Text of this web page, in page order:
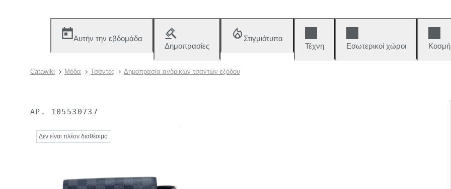
Αυτήν την εβδομάδα
Δημοπρασίες
Στιγμιότυπα
Τέχνη
Εσωτερικοί χώροι
Catawiki Μόδα Τσάντες Δημοπρασία ανδρικών τσαντών εξόδου
ΑΡ. 105530737
Δεν είναι πλέον διαθέσιμο